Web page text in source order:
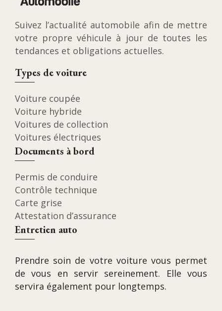
Suivez l’actualité automobile afin de mettre
votre propre véhicule à jour de toutes les
tendances et obligations actuelles.
Types de voiture
Voiture coupée
Voiture hybride
Voitures de collection
Voitures électriques
Documents à bord
Permis de conduire
Contrôle technique
Carte grise
Attestation d’assurance
Entretien auto
Prendre soin de votre voiture vous permet
de vous en servir sereinement. Elle vous
servira également pour longtemps.